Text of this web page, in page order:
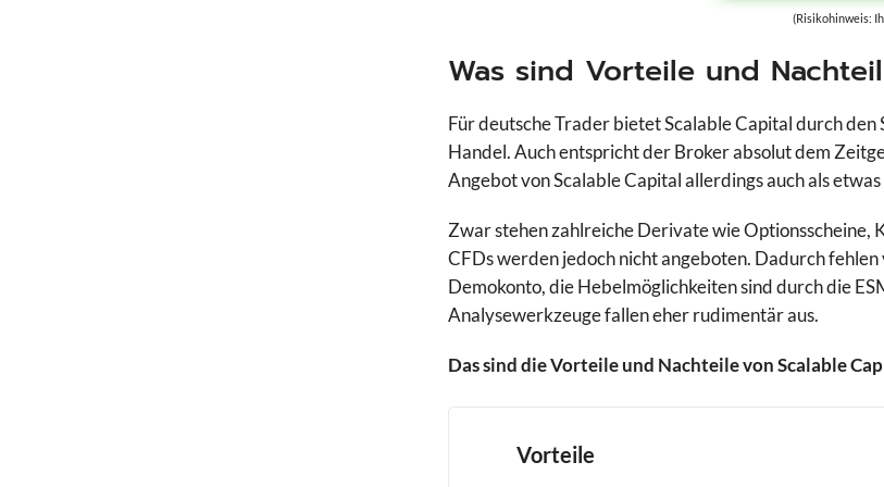
Traders Place
Trading 212
XTB
(Risikohinweis:
Was sind Vorteile und
Für deutsche Trader bietet Scalable Capital durch
Handel. Auch entspricht der Broker absolut dem
Angebot von Scalable Capital allerdings auch als
Zwar stehen zahlreiche Derivate wie
CFDs werden jedoch nicht angeboten. Dadurch
Demokonto, die Hebelmöglichkeiten sind durch die
Analysewerkzeuge fallen eher rudimentär aus.
Das sind die Vorteile und Nachteile von Scalable
Vorteile